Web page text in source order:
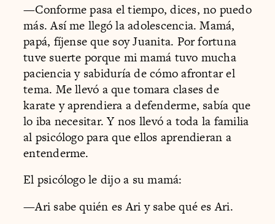
—Conforme pasa el tiempo, dices, no puedo
más. Así me llegó la adolescencia. Mamá,
papá, fíjense que soy Juanita. Por fortuna
tuve suerte porque mi mamá tuvo mucha
paciencia y sabiduría de cómo afrontar el
tema. Me llevó a que tomara clases de
karate y aprendiera a defenderme, sabía que
lo iba necesitar. Y nos llevó a toda la familia
al psicólogo para que ellos aprendieran a
entenderme.
El psicólogo le dijo a su mamá:
—Ari sabe quién es Ari y sabe qué es Ari.